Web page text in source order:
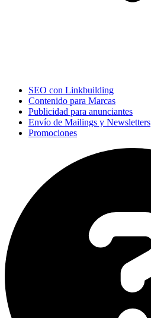
SEO con Linkbuilding
Contenido para Marcas
Publicidad para anunciantes
Envío de Mailings y Newsletters
Promociones